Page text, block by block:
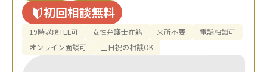
初回相談無料
19時以降TEL可 女性弁護士在籍 来所不要
電話相談可
オンライン面談可
土日祝の相談OK